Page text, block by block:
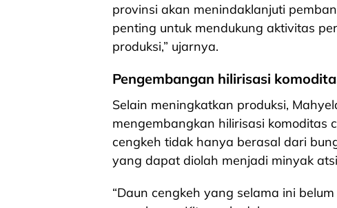
provinsi akan menindaklanjuti
penting untuk mendukung aktivitas
produksi,” ujarnya.
Pengembangan hilirisasi
Selain meningkatkan produksi,
mengembangkan hilirisasi komoditas
cengkeh tidak hanya berasal dari
yang dapat diolah menjadi minyak
“Daun cengkeh yang selama ini